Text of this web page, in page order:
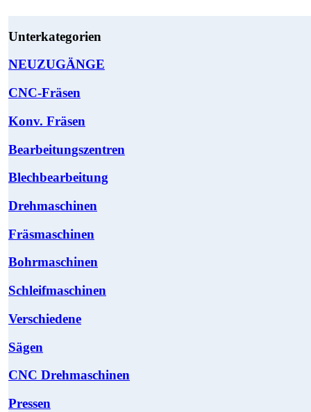
Unterkategorien
NEUZUGÄNGE
CNC-Fräsen
Konv. Fräsen
Bearbeitungszentren
Blechbearbeitung
Drehmaschinen
Fräsmaschinen
Bohrmaschinen
Schleifmaschinen
Verschiedene
Sägen
CNC Drehmaschinen
Pressen